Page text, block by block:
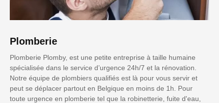
Plomberie
Plomberie Plomby, est une petite entreprise à taille humaine
spécialisée dans le service d’urgence 24h/7 et la rénovation.
Notre équipe de plombiers qualifiés est là pour vous servir et
peut se déplacer partout en Belgique en moins de 1h. Pour
toute urgence en plomberie tel que la robinetterie, fuite d'eau,